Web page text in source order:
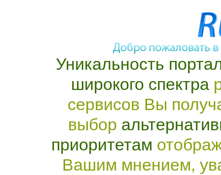
Уникальность
широкого спектра
сервисов Вы
выбор
приоритетам
Вашим мнением,